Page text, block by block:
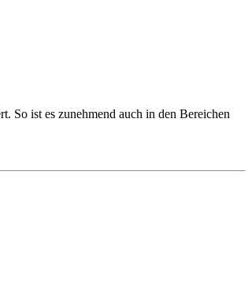
So ist es zunehmend auch in den Bereichen